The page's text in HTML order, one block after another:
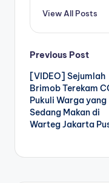
View All Posts
Post
Previous Post
[VIDEO] Sejumlah
Brimob Terekam
Pukuli Warga yang
Sedang Makan di
Warteg Jakarta